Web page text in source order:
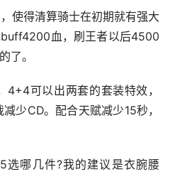
使得清算骑士在初期就有强大
血，刷王者以后4500
了。
4+4可以出两套的套装特效，
少CD。配合天赋减少15秒，
选哪几件?我的建议是衣腕腰